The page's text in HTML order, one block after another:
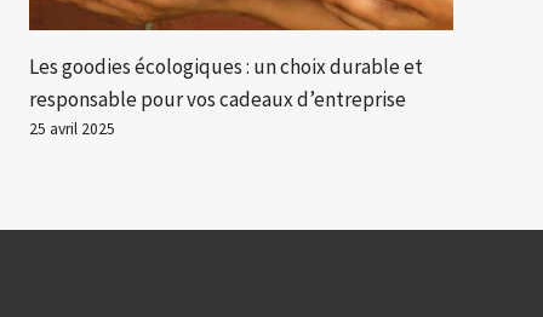
Les goodies écologiques : un choix durable et
responsable pour vos cadeaux d’entreprise
25 avril 2025